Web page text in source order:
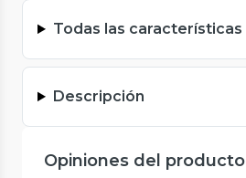
Todas las características
Descripción
Opiniones del producto